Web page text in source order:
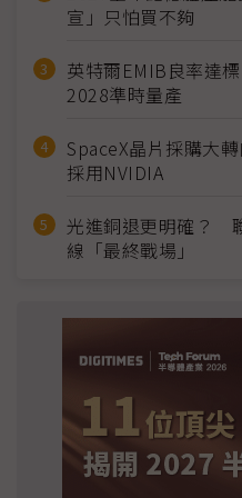
宣」只怕買不夠
英特爾EMIB良率達
2028準時量產
SpaceX晶片採購大
採用NVIDIA
光進銅退更明確？
線「最終戰場」